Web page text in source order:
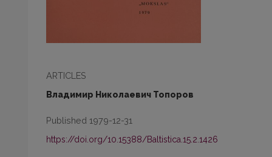
ARTICLES
Владимир Николаевич Топоров
Published 1979-12-31
https://doi.org/10.15388/Baltistica.15.2.1426